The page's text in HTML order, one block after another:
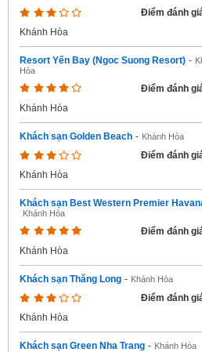
Điểm đánh
Khánh Hòa
Resort Yến Bay (Ngoc Suong Resort) -
Hòa
Điểm đánh
Khánh Hòa
Khách sạn Golden Beach - Khánh Hòa
Điểm đánh
Khánh Hòa
Khách sạn Best Western Premier
Khánh Hòa
Điểm đánh
Khánh Hòa
Khách sạn Thăng Long - Khánh Hòa
Điểm đánh
Khánh Hòa
Khách sạn Green Nha Trang - Khánh Hòa